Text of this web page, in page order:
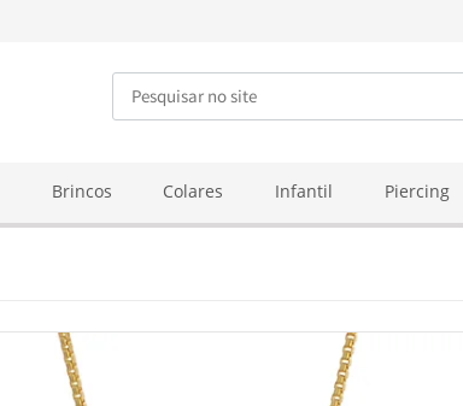
BUSCA
Brincos Colares Infantil Piercing